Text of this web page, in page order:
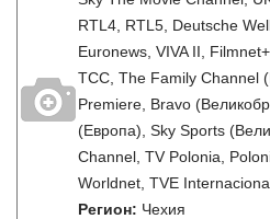
RTL4, RTL5, Deutsche
Euronews, VIVA II,
TCC, The Family Channel
Premiere, Bravo
(Европа), Sky Sports
Channel, TV Polonia,
Worldnet, TVE
Регион: Чехия